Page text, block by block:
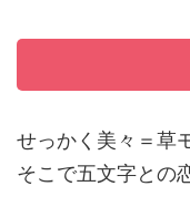
せっかく美々＝草
そこで五文字との